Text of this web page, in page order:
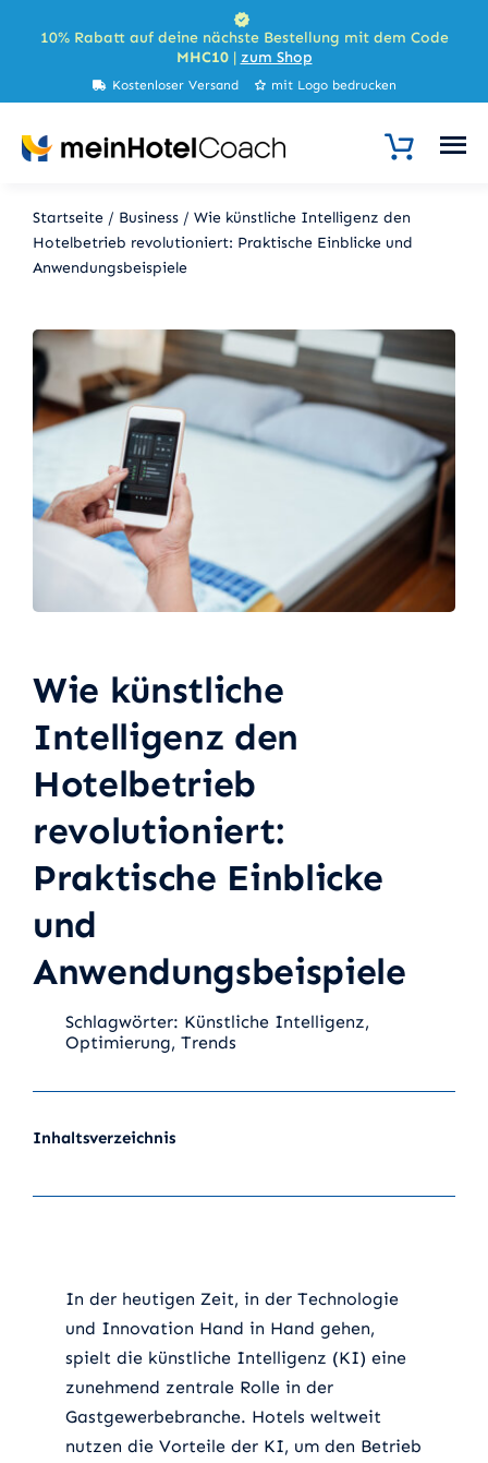
Inhalt10% Rabatt auf deine nächste Bestellung mit dem Code
MHC10| zum Shop
Kostenloser Versand mit Logo bedrucken
Startseite/ Business/ Wie künstliche Intelligenz den
Hotelbetrieb revolutioniert: Praktische Einblicke und
Anwendungsbeispiele
Wie künstliche
Intelligenz den
Hotelbetrieb
revolutioniert:
Praktische Einblicke
und
Anwendungsbeispiele
Schlagwörter: Künstliche Intelligenz,
Optimierung, Trends
Inhaltsverzeichnis
In der heutigen Zeit, in der Technologie
und Innovation Hand in Hand gehen,
spielt die künstliche Intelligenz (KI) eine
zunehmend zentrale Rolle in der
Gastgewerbebranche. Hotels weltweit
nutzen die Vorteile der KI, um den Betrieb